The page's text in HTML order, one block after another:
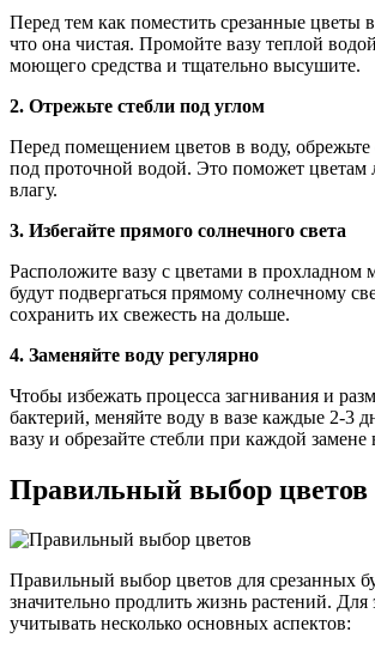
Перед тем как поместить срезанные цветы в
что она чистая. Промойте вазу теплой
моющего средства и тщательно высушите.
2. Отрежьте стебли под углом
Перед помещением цветов в воду, обрежьте
под проточной водой. Это поможет цветам
влагу.
3. Избегайте прямого солнечного света
Расположите вазу с цветами в прохладном
будут подвергаться прямому солнечному
сохранить их свежесть на дольше.
4. Заменяйте воду регулярно
Чтобы избежать процесса загнивания и
бактерий, меняйте воду в вазе каждые 2-3
вазу и обрезайте стебли при каждой замене
Правильный выбор цветов
Правильный выбор цветов для срезанных
значительно продлить жизнь растений. Для
учитывать несколько основных аспектов: